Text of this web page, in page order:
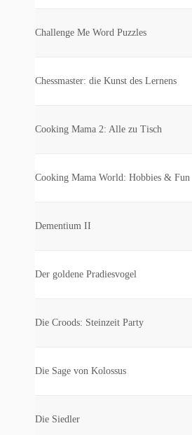
Challenge Me Word Puzzles
Chessmaster: die Kunst des Lernens
Cooking Mama 2: Alle zu Tisch
Cooking Mama World: Hobbies & Fun
Dementium II
Der goldene Pradiesvogel
Die Croods: Steinzeit Party
Die Sage von Kolossus
Die Siedler